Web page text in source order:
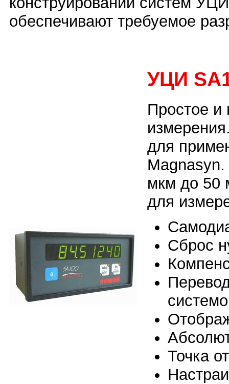
обеспечивают требуемое
УЦИ
Простое и
для
мкм до 50
для
Сброс
Точка